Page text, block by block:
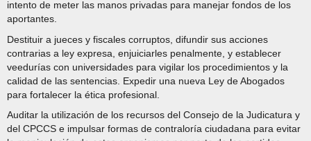
intento de meter las manos privadas para manejar fondos de los
aportantes.
Destituir a jueces y fiscales corruptos, difundir sus acciones
contrarias a ley expresa, enjuiciarles penalmente, y establecer
veedurías con universidades para vigilar los procedimientos y la
calidad de las sentencias. Expedir una nueva Ley de Abogados
para fortalecer la ética profesional.
Auditar la utilización de los recursos del Consejo de la Judicatura y
del CPCCS e impulsar formas de contraloría ciudadana para evitar